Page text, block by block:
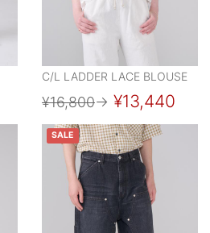
C/L LADDER LACE BLOUSE
¥16,800→ ¥13,440
SALE